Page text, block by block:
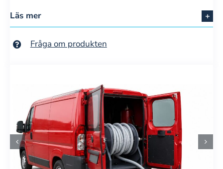
Läs mer
Fråga om produkten